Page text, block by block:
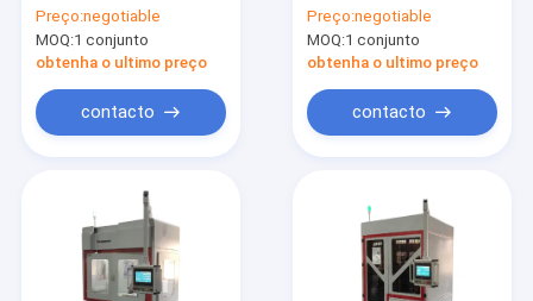
Machine Linha de
montagem
personalizada
Preço:negotiable
MOQ:1 conjunto
obtenha o ultimo preço
contacto
alargamento de
enrolamento
máquina de
bobinas OEM
Preço:negotiable
MOQ:1 conjunto
obtenha o ultimo preço
contacto